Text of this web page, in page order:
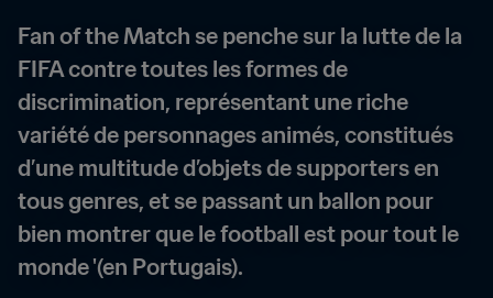
Fan of the Match se penche sur la lutte de la
FIFA contre toutes les formes de
discrimination, représentant une riche
variété de personnages animés, constitués
d’une multitude d’objets de supporters en
tous genres, et se passant un ballon pour
bien montrer que le football est pour tout le
monde '(en Portugais).